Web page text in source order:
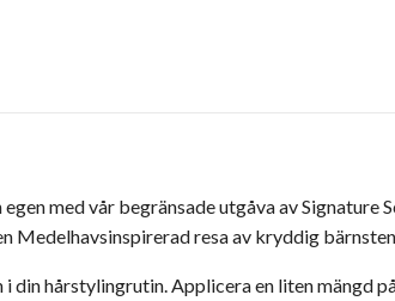
med vår begränsade utgåva av Signature
Medelhavsinspirerad resa av kryddig
i din hårstylingrutin. Applicera en liten mängd